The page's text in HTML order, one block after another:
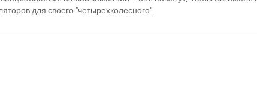
для своего "четырехколесного".